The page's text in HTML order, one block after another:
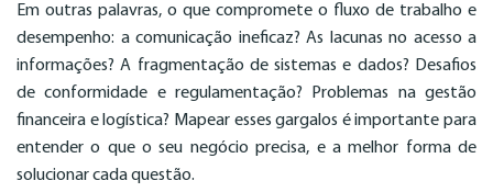
Em outras palavras, o que compromete o fluxo de trabalho e
desempenho: a comunicação ineficaz? As lacunas no acesso a
informações? A fragmentação de sistemas e dados? Desafios
de conformidade e regulamentação? Problemas na gestão
financeira e logística? Mapear esses gargalos é importante para
entender o que o seu negócio precisa, e a melhor forma de
solucionar cada questão.